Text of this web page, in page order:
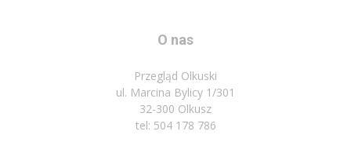
O nas
Przegląd Olkuski
ul. Marcina Bylicy 1/301
32-300 Olkusz
tel: 504 178 786